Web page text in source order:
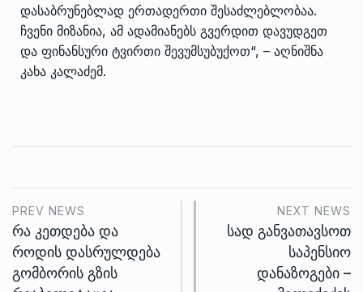
დასაბრუნებლად ერთადერთი შესაძლებლობაა.
ჩვენი მიზანია, ამ ადამიანებს გვერდით დავუდგეთ
და ფინანსური ტვირთი შევუმსუბუქოთ“, – აღნიშნა
კახა კალაძემ.
PREV NEWS
რა კეთდება და
როდის დასრულდება
გომბორის გზის
NEXT NEWS
სად განვათავსოთ
საპენსიო
დანაზოგები –